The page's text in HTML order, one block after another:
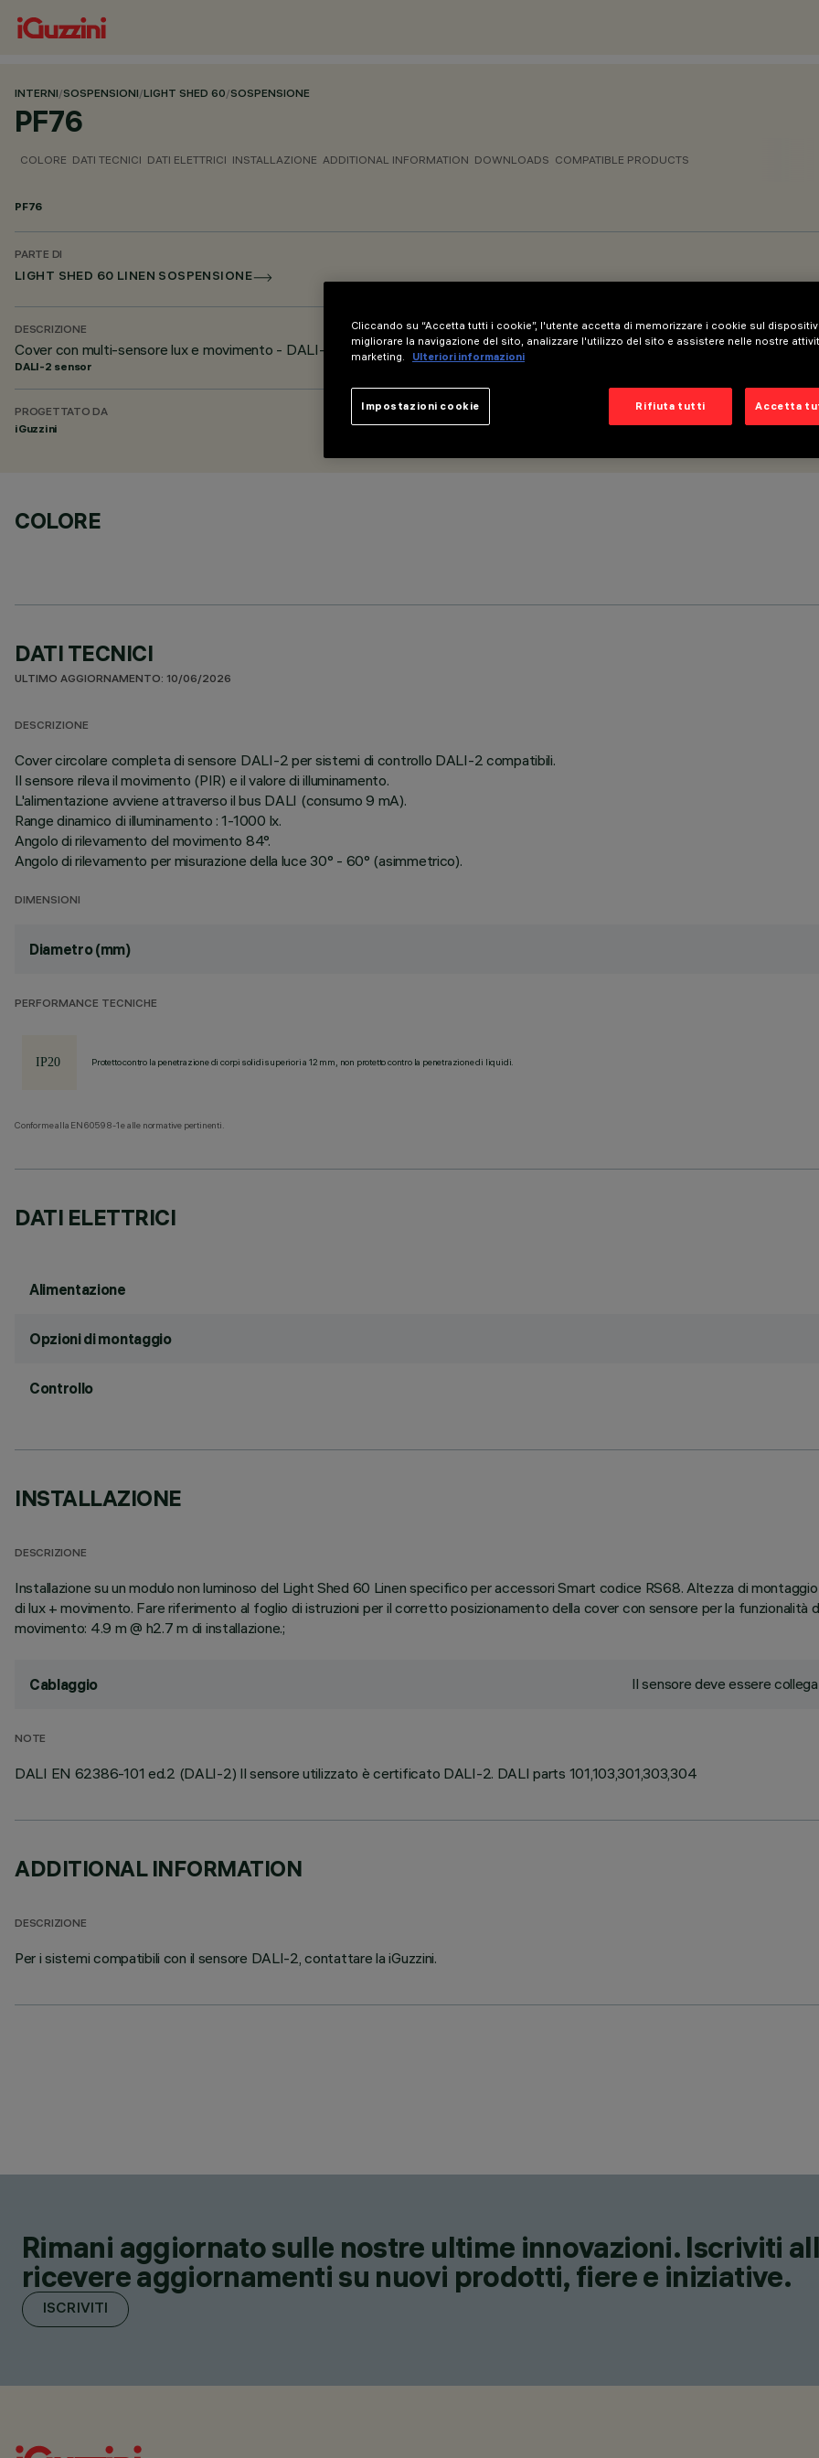
INTERNI/SOSPENSIONI/LIGHT SHED 60/SOSPENSIONE
PF76
COLORE DATI TECNICI DATI ELETTRICI INSTALLAZIONE ADDITIONAL INFORMATION DOWNLOADS COMPATIBLE PRODUCTS
PF76
PARTE DI
LIGHT SHED 60 LINEN SOSPENSIONE
DESCRIZIONE
Cover con multi-sensore lux e movimento - DALI-2 – Per Light Shed 60 Linen
DALI-2 sensor
PROGETTATO DA
iGuzzini
COLORE
DATI TECNICI
ULTIMO AGGIORNAMENTO: 10/06/2026
DESCRIZIONE
Cover circolare completa di sensore DALI-2 per sistemi di controllo DALI-2 compatibili.
Il sensore rileva il movimento (PIR) e il valore di illuminamento.
L'alimentazione avviene attraverso il bus DALI (consumo 9 mA).
Range dinamico di illuminamento : 1-1000 lx.
Angolo di rilevamento del movimento 84°.
Angolo di rilevamento per misurazione della luce 30° - 60° (asimmetrico).
DIMENSIONI
Diametro (mm)
PERFORMANCE TECNICHE
Protetto contro la penetrazione di corpi solidi superiori a 12 mm, non protetto contro la penetrazione di liquidi.
Conforme alla EN60598-1 e alle normative pertinenti.
DATI ELETTRICI
Alimentazione
Opzioni di montaggio
Controllo
INSTALLAZIONE
DESCRIZIONE
Installazione su un modulo non luminoso del Light Shed 60 Linen specifico per accessori Smart codice RS68. Altezza di
di lux + movimento. Fare riferimento al foglio di istruzioni per il corretto posizionamento della cover con sensore per la funzionalità
movimento: 4.9 m @ h2.7 m di installazione.;
Cablaggio Il sensore deve essere
NOTE
DALI EN 62386-101 ed.2 (DALI-2) Il sensore utilizzato è certificato DALI-2. DALI parts 101,103,301,303,304
ADDITIONAL INFORMATION
DESCRIZIONE
Per i sistemi compatibili con il sensore DALI-2, contattare la iGuzzini.
Rimani aggiornato sulle nostre ultime innovazioni. Iscriviti
ricevere aggiornamenti su nuovi prodotti, fiere e iniziative.
ISCRIVITI
Cliccando su “Accetta tutti i cookie”, l'utente accetta di memorizzare i cookie sul
migliorare la navigazione del sito, analizzare l'utilizzo del sito e assistere nelle nostre
marketing.
Ulteriori informazioni
Rifiuta tutti Accetta
Impostazioni cookie